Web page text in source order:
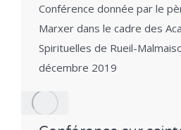
Conférence donnée par le
Marxer dans le cadre des
Spirituelles de Rueil-
décembre 2019